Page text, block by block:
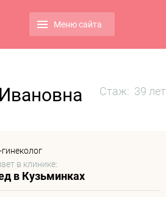
Меню сайта
Стаж: 39 лет
в клинике:
в Кузьминках